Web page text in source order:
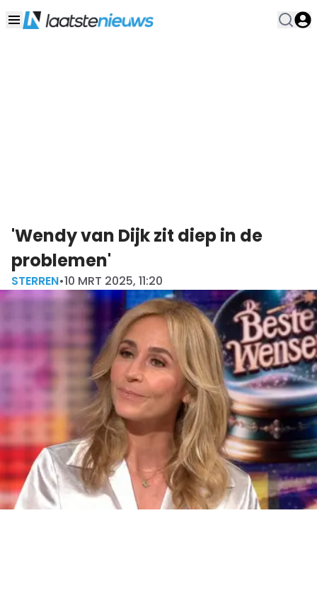
'Wendy van Dijk zit diep in de
problemen'
STERREN•10 MRT 2025, 11:20